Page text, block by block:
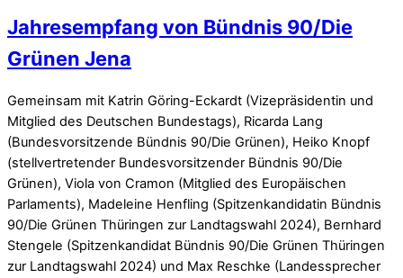
Jahresempfang von Bündnis 90/Die
Grünen Jena
Gemeinsam mit Katrin Göring-Eckardt (Vizepräsidentin und
Mitglied des Deutschen Bundestags), Ricarda Lang
(Bundesvorsitzende Bündnis 90/Die Grünen), Heiko Knopf
(stellvertretender Bundesvorsitzender Bündnis 90/Die
Grünen), Viola von Cramon (Mitglied des Europäischen
Parlaments), Madeleine Henfling (Spitzenkandidatin Bündnis
90/Die Grünen Thüringen zur Landtagswahl 2024), Bernhard
Stengele (Spitzenkandidat Bündnis 90/Die Grünen Thüringen
zur Landtagswahl 2024) und Max Reschke (Landessprecher